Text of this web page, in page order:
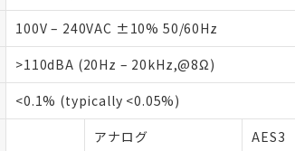
100V – 240VAC ±10% 50/60Hz
>110dBA (20Hz – 20kHz,@8Ω)
<0.1% (typically <0.05%)
アナログ
AES3